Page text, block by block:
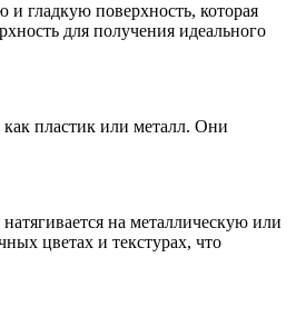
гладкую поверхность, которая
для получения идеального
пластик или металл. Они
на металлическую или
цветах и текстурах, что